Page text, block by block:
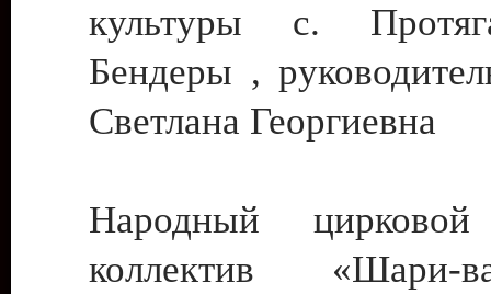
культуры с.
Бендеры ,
Светлана Георгиевна
Народный цирковой
коллектив